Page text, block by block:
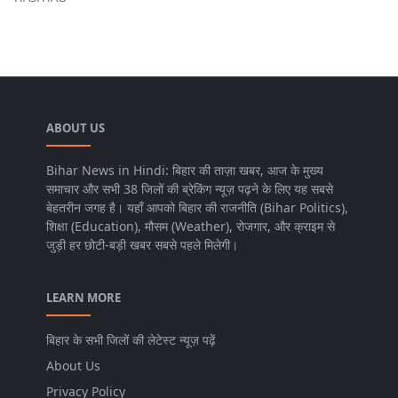
ABOUT US
Bihar News in Hindi: बिहार की ताज़ा खबर, आज के मुख्य
समाचार और सभी 38 जिलों की ब्रेकिंग न्यूज़ पढ़ने के लिए यह सबसे
बेहतरीन जगह है। यहाँ आपको बिहार की राजनीति (Bihar Politics),
शिक्षा (Education), मौसम (Weather), रोजगार, और क्राइम से
जुड़ी हर छोटी-बड़ी खबर सबसे पहले मिलेगी।
LEARN MORE
बिहार के सभी जिलों की लेटेस्ट न्यूज़ पढ़ें
About Us
Privacy Policy